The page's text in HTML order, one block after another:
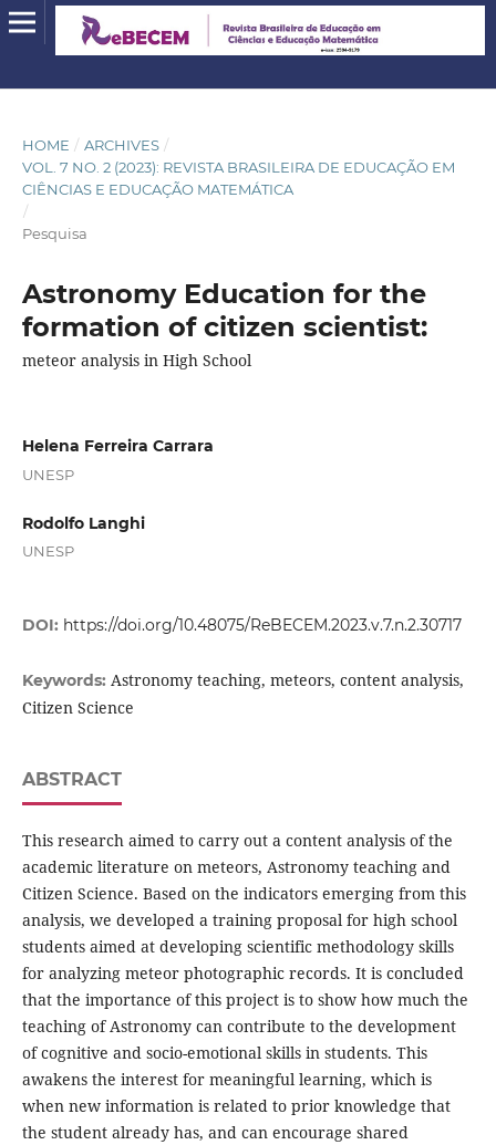
HOME / ARCHIVES /
VOL. 7 NO. 2 (2023): REVISTA BRASILEIRA DE EDUCAÇÃO EM
CIÊNCIAS E EDUCAÇÃO MATEMÁTICA
/
Pesquisa
Astronomy Education for the
formation of citizen scientist:
meteor analysis in High School
Helena Ferreira Carrara
UNESP
Rodolfo Langhi
UNESP
DOI: https://doi.org/10.48075/ReBECEM.2023.v.7.n.2.30717
Keywords: Astronomy teaching, meteors, content analysis,
Citizen Science
ABSTRACT
This research aimed to carry out a content analysis of the
academic literature on meteors, Astronomy teaching and
Citizen Science. Based on the indicators emerging from this
analysis, we developed a training proposal for high school
students aimed at developing scientific methodology skills
for analyzing meteor photographic records. It is concluded
that the importance of this project is to show how much the
teaching of Astronomy can contribute to the development
of cognitive and socio-emotional skills in students. This
awakens the interest for meaningful learning, which is
when new information is related to prior knowledge that
the student already has, and can encourage shared